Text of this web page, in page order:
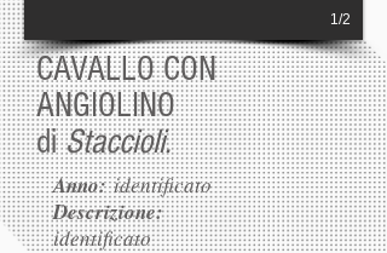
1/2
CAVALLO CON
ANGIOLINO
diStaccioli.
Anno:identificato
Descrizione:
identificato